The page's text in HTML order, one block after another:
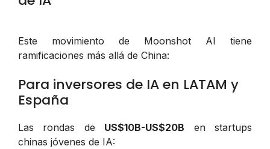
Este movimiento de Moonshot AI tiene
ramificaciones más allá de China:
Para inversores de IA en LATAM y
España
Las rondas de US$10B-US$20B en startups
chinas jóvenes de IA: